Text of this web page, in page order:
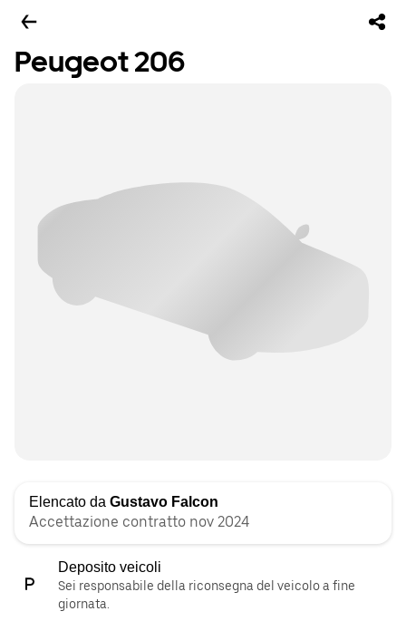
Peugeot 206
Elencato da Gustavo Falcon
Accettazione contratto nov 2024
Deposito veicoli
Sei responsabile della riconsegna del veicolo a fine
giornata.